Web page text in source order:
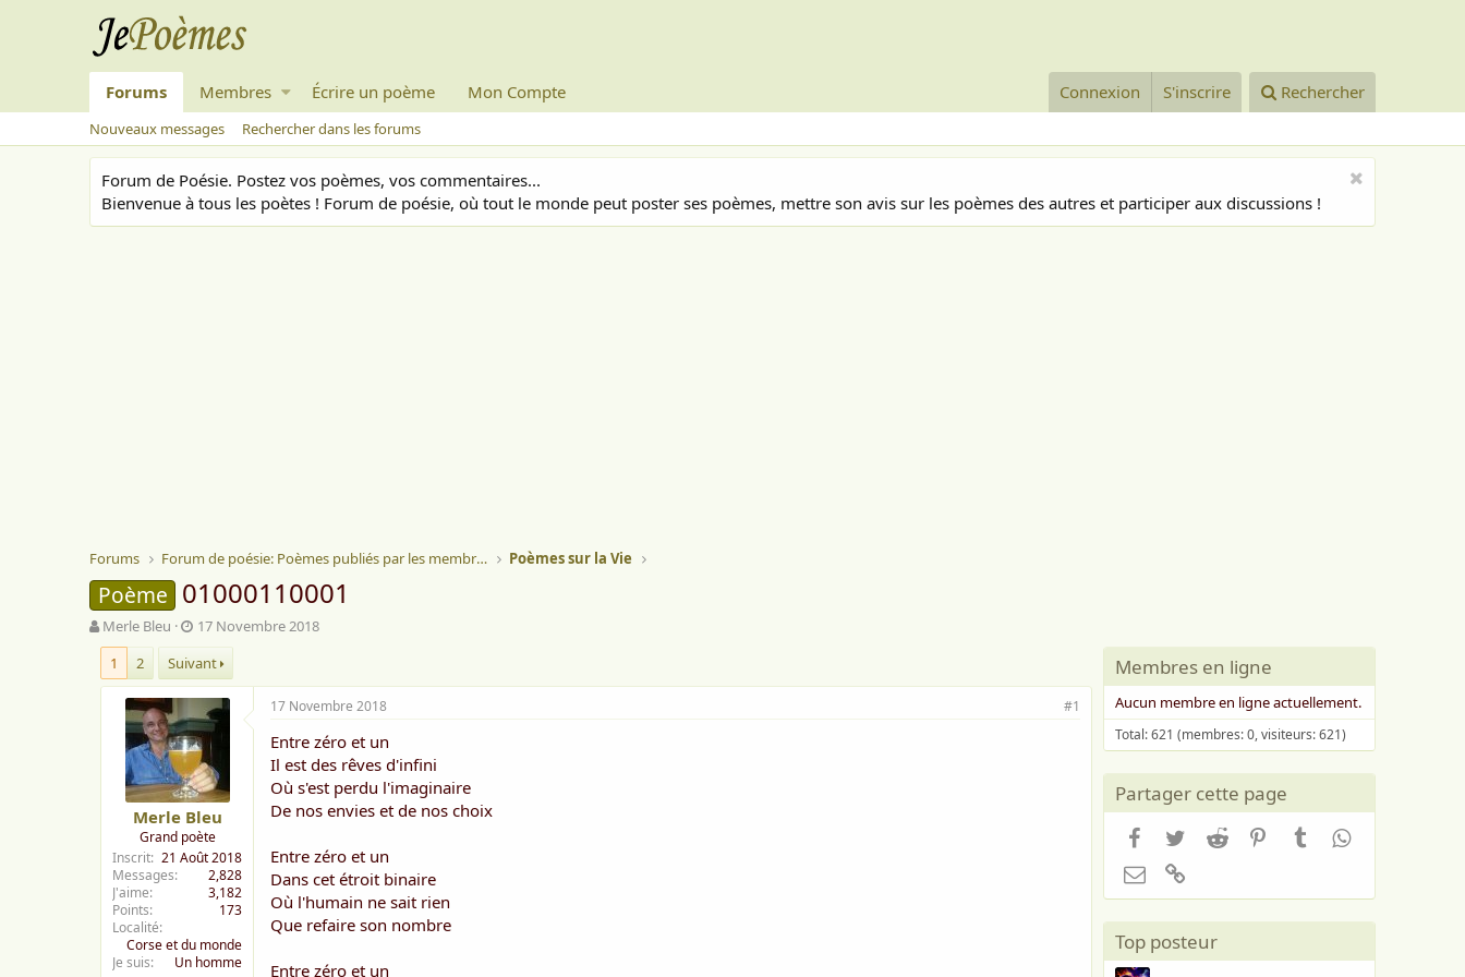
Forums Membres Écrire un poème Mon Compte Connexion S'inscrire Rechercher
Nouveaux messages Rechercher dans les forums
Forum de Poésie. Postez vos poèmes, vos commentaires...
Bienvenue à tous les poètes ! Forum de poésie, où tout le monde peut poster ses poèmes, mettre son avis sur les poèmes des autres et participer aux discussions !
Forums Forum de poésie: Poèmes publiés par les membres Poèmes sur la Vie
Poème 01000110001
A
u
e
Merle Bleu
D
t
e
d
e
d
é
b
u
t
17 Novembre 2018
1
2 Suivant
Merle Bleu
Grand poète
Inscrit 21 Août 2018
Messages
2,828
J'aime
3,182
Points
173
Localité
Corse et du monde
Je suis
Un homme
17 Novembre 2018 #1
Entre zéro et un
Il est des rêves d'infini
Où s'est perdu l'imaginaire
De nos envies et de nos choix
Entre zéro et un
Dans cet étroit binaire
Où l'humain ne sait rien
Que refaire son nombre
Entre zéro et un
Membres en ligne
Aucun membre en ligne actuellement.
Total: 621 (membres: 0, visiteurs: 621)
Partager cette page
Facebook
TwitterReddit PinterestTumblrWhatsApp
Email
Top posteur